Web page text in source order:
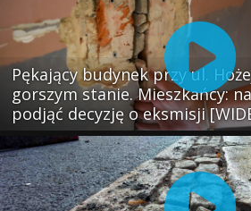
Pękający budynek przy ul.
gorszym stanie. Mieszkańcy:
podjąć decyzję o eksmisji